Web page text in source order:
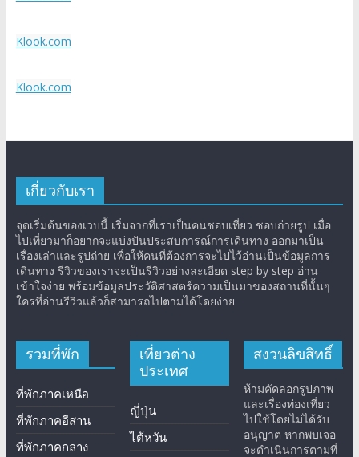
Klook.com
Klook.com
เกี่ยวกับเรา
จุดเริ่มต้นของเวบนี้ เริ่มจากที่เราเป็นคนชอบเที่ยว ชอบถ่ายรูป เมื่อ
ไปเที่ยวมาก็อยากจะแบ่งปันประสบการณ์การเดินทาง ออกมาเป็น
เรื่องเล่าและรูปถ่าย เพื่อให้คนที่ต้องการจะไปไว้อ่านเป็นข้อมูลการ
เดินทาง รีวิวของเราจะเป็นรีวิวอย่างละเอียด step by step อ่าน
เข้าใจง่าย พร้อมข้อมูลประวัติศาสตร์ความเป็นมาของสถานที่นั้นๆ
ใครที่อ่านรีวิวแล้วก็สามารถไปตามได้โดยง่าย
รวมที่พัก
ที่พักภาคเหนือ
ที่พักภาคอีสาน
ที่พักภาคกลาง
เที่ยวต่าง
ประเทศ
ญี่ปุ่น
ไต้หวัน
สงวนลิขสิทธิ์
ห้ามคัดลอกรูปภาพ
และเรื่องท่องเที่ยว
ไปใช้โดยไม่ได้รับ
อนุญาต หากพบเจอ
จะดำเนินการตามที่